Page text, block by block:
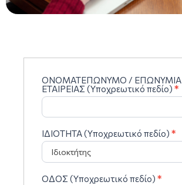
Aitisi
Syndesis-
ΟΝΟΜΑΤΕΠΩΝΥΜΟ / ΕΠΩΝΥΜΙΑ
ΕΤΑΙΡΕΙΑΣ (Υποχρεωτικό πεδίο) *
ΙΔΙΟΤΗΤΑ (Υποχρεωτικό πεδίο) *
ΟΔΟΣ (Υποχρεωτικό πεδίο) *